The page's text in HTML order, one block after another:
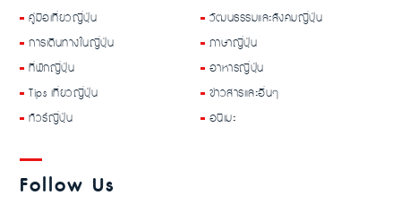
คู่มือเที่ยวญี่ปุ่น
การเดินทางในญี่ปุ่น
ที่พักญี่ปุ่น
Tips เที่ยวญี่ปุ่น
ทัวร์ญี่ปุ่น
วัฒนธรรมและสังคมญี่ปุ่น
ภาษาญี่ปุ่น
อาหารญี่ปุ่น
ข่าวสารและอื่นๆ
อนิเมะ
Follow Us